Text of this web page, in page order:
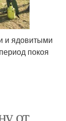
и ядовитыми
покоя
от